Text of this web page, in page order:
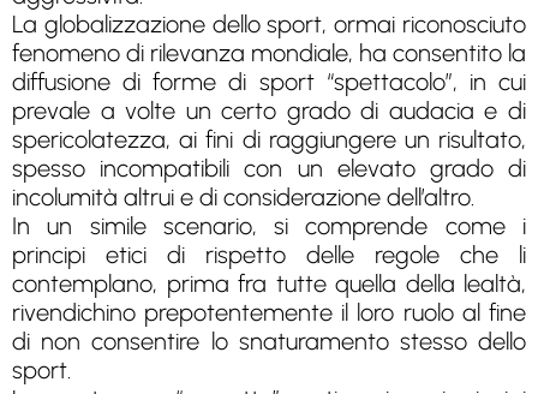
La globalizzazione dello sport, ormai riconosciuto
fenomeno di rilevanza mondiale, ha consentito la
diffusione di forme di sport “spettacolo”, in cui
prevale a volte un certo grado di audacia e di
spericolatezza, ai fini di raggiungere un risultato,
spesso incompatibili con un elevato grado di
incolumità altrui e di considerazione dell’altro.
In un simile scenario, si comprende come i
principi etici di rispetto delle regole che li
contemplano, prima fra tutte quella della lealtà,
rivendichino prepotentemente il loro ruolo al fine
di non consentire lo snaturamento stesso dello
sport.